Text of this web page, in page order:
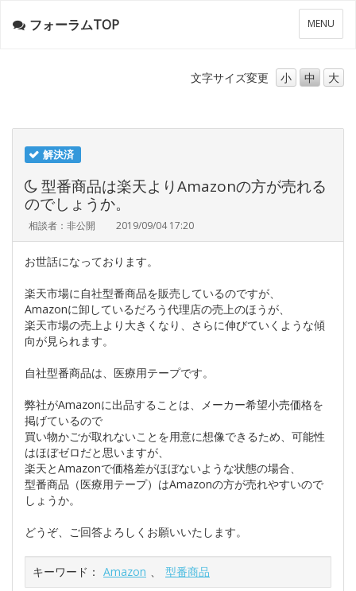
メ
ニ
ー
MENU
フォーラムTOP
文字サイズ変更 小 中 大
解決済
型番商品は楽天よりAmazonの方が売れる
のでしょうか。
相談者：非公開 2019/09/04 17:20
お世話になっております。
楽天市場に自社型番商品を販売しているのですが、
Amazonに卸しているだろう代理店の売上のほうが、
楽天市場の売上より大きくなり、さらに伸びていくような傾
向が見られます。
自社型番商品は、医療用テープです。
弊社がAmazonに出品することは、メーカー希望小売価格を
掲げているので
買い物かごが取れないことを用意に想像できるため、可能性
はほぼゼロだと思いますが、
楽天とAmazonで価格差がほぼないような状態の場合、
型番商品（医療用テープ）はAmazonの方が売れやすいので
しょうか。
どうぞ、ご回答よろしくお願いいたします。
キーワード： Amazon 、 型番商品